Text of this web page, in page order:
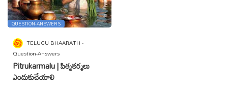
QUESTION-ANSWERS
TELUGU BHAARATH
Question-Answers
Pitrukarmalu | పితృకర్మలు
ఎందుకుచేయాలి